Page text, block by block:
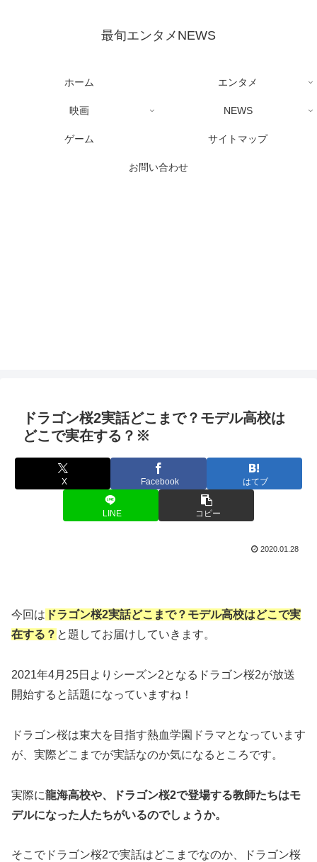
最旬エンタメNEWS
ホーム エンタメ
映画 NEWS
ゲーム サイトマップ
お問い合わせ
ドラゴン桜2実話どこまで？モデル高校は
どこで実在する？※
X Facebook はてブ
LINE コピー
2020.01.28
今回は ドラゴン桜2実話どこまで？モデル高校はどこで実
在する？ と題してお届けしていきます。
2021年4月25日よりシーズン2となるドラゴン桜2が放送
開始すると話題になっていますね！
ドラゴン桜は東大を目指す熱血学園ドラマとなっています
が、実際どこまでが実話なのか気になるところです。
実際に龍海高校や、ドラゴン桜2で登場する教師たちはモ
デルになった人たちがいるのでしょうか。
そこでドラゴン桜2で実話はどこまでなのか、ドラゴン桜